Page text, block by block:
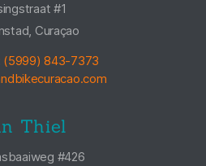
#1
Curaçao
(5999) 843-7373
Thiel
#426